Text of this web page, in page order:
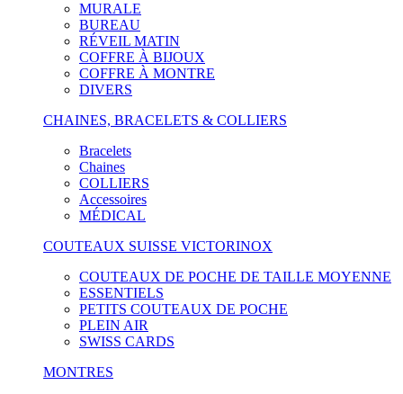
MURALE
BUREAU
RÉVEIL MATIN
COFFRE À BIJOUX
COFFRE À MONTRE
DIVERS
CHAINES, BRACELETS & COLLIERS
Bracelets
Chaines
COLLIERS
Accessoires
MÉDICAL
COUTEAUX SUISSE VICTORINOX
COUTEAUX DE POCHE DE TAILLE MOYENNE
ESSENTIELS
PETITS COUTEAUX DE POCHE
PLEIN AIR
SWISS CARDS
MONTRES